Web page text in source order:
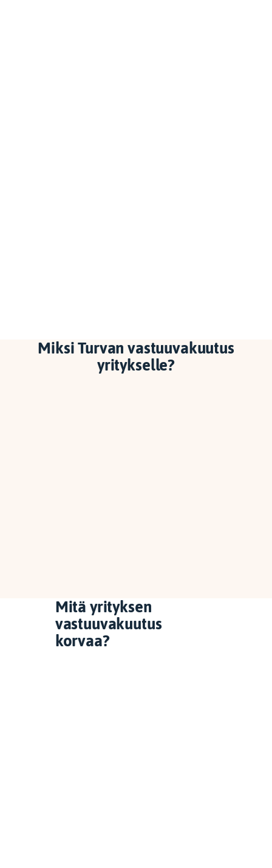
Miksi Turvan vastuuvakuutus
yritykselle?
Mitä yrityksen
vastuuvakuutus
korvaa?